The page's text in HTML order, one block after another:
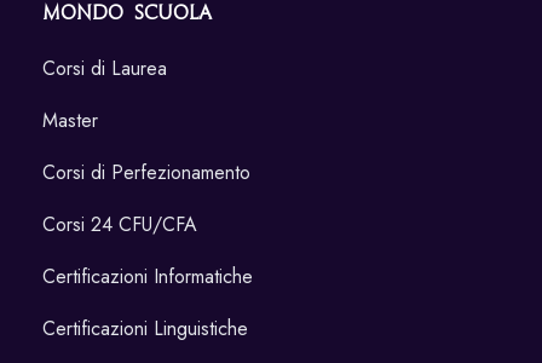
Mondo Scuola
Corsi di Laurea
Master
Corsi di Perfezionamento
Corsi 24 CFU/CFA
Certificazioni Informatiche
Certificazioni Linguistiche